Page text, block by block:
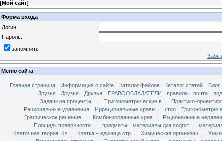
[Мой сайт]
Форма входа
Логин:
Пароль:
запомнить
Меню сайта
Главная страница Информация о сайте Каталог файлов Каталог статей
Блог
Друзья
Друзья Друзья ПРАВООБЛАДАТЕЛИ правила почта
Задачи на проценты, ...
Tригонометрические в...
Практико-
Рациональные уравнения
Иррациональные уравн... цтоо
Графическое решение ...
Комбинированные урав...
Рациональные
Площадь поверхности ...
предметы материалы для подгот...
Клеточная теория. Кл...
Клетка – единица стр... Химическая организац...